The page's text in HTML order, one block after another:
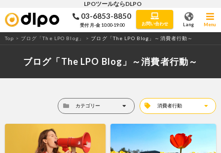
LPO・ABテストツール「DLPO」
LPOツールならDLPO
03-6853-8850
受付 月-金 10:00-19:00 お問い合わせ Lang Menu
Top > ブログ「The LPO Blog」 > ブログ「The LPO Blog」～消費者行動～
ブログ「The LPO Blog」～消費者行動～